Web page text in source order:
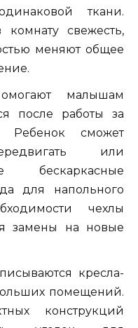
ткани.
свежесть,
меняют общее
малышам
после работы за
Ребенок сможет
или
бескаркасные
для напольного
чехлы
замены на новые
кресла-
помещений.
конструкций